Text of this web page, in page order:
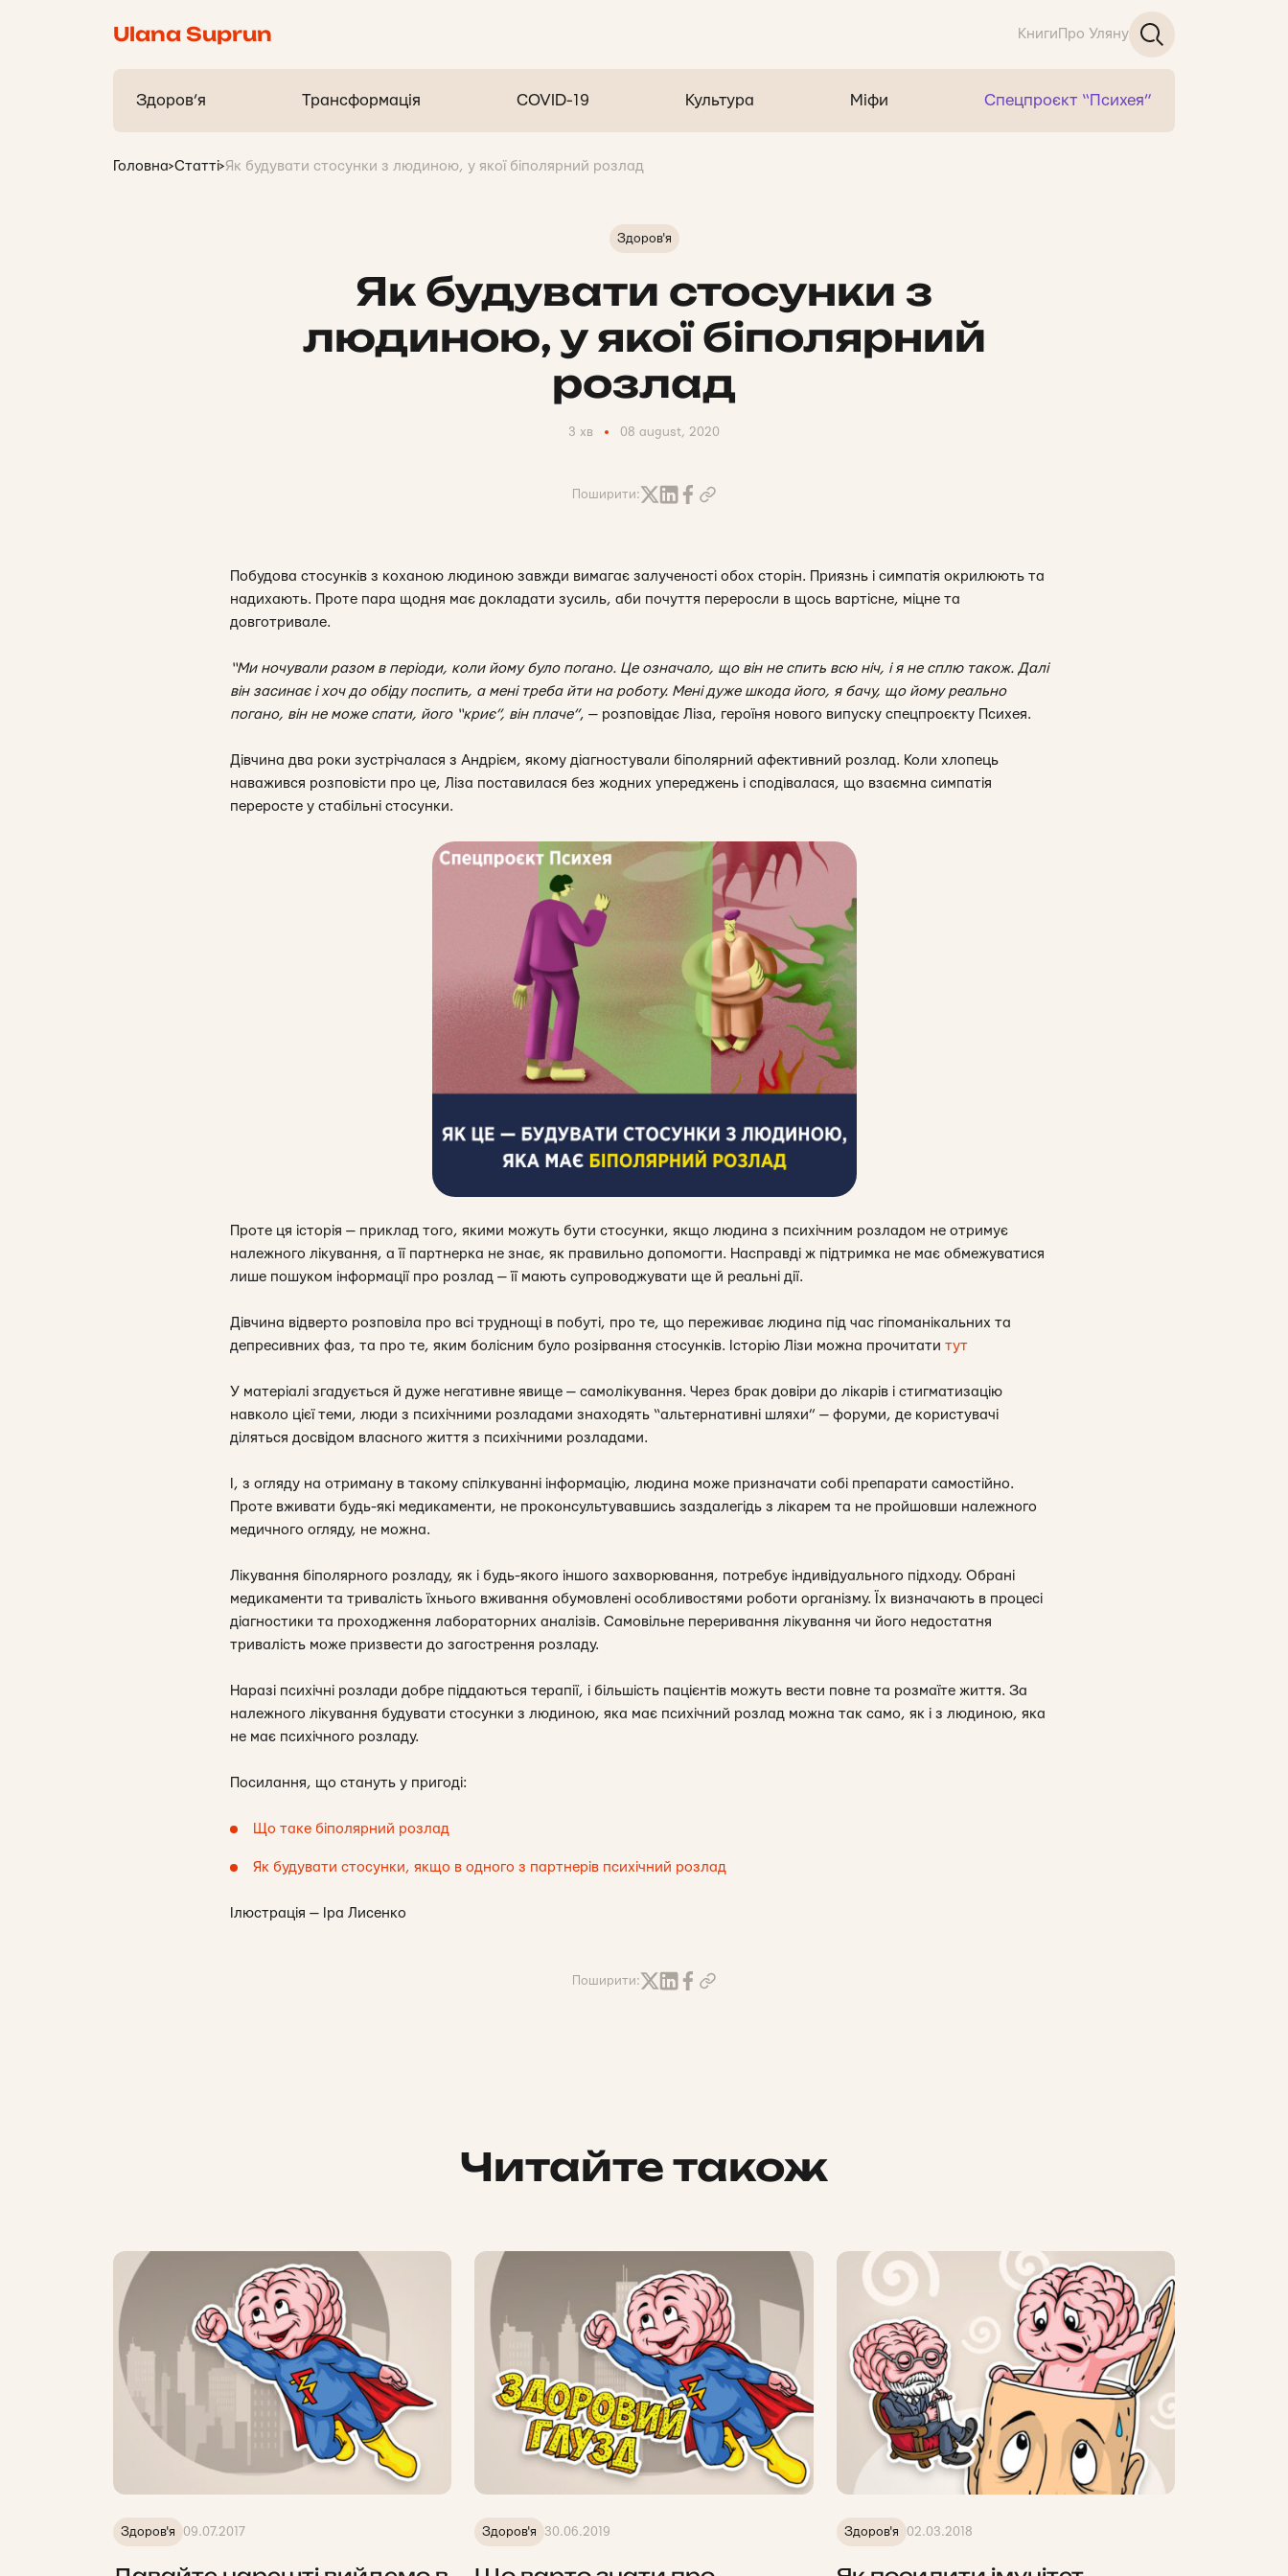
Ulana Suprun Книги Про Уляну
Здоров’я Трансформація COVID-19 Культура Міфи Спецпроєкт “Психея”
Головна>Статті>Як будувати стосунки з людиною, у якої біполярний розлад
Здоров'я
Як будувати стосунки з
людиною, у якої біполярний
розлад
3 хв 08 august, 2020
Поширити:
Побудова стосунків з коханою людиною завжди вимагає залученості обох сторін. Приязнь і симпатія окрилюють та
надихають. Проте пара щодня має докладати зусиль, аби почуття переросли в щось вартісне, міцне та
довготривале.
“Ми ночували разом в періоди, коли йому було погано. Це означало, що він не спить всю ніч, і я не сплю також. Далі
він засинає і хоч до обіду поспить, а мені треба йти на роботу. Мені дуже шкода його, я бачу, що йому реально
погано, він не може спати, його “криє”, він плаче”, — розповідає Ліза, героїня нового випуску спецпроєкту Психея.
Дівчина два роки зустрічалася з Андрієм, якому діагностували біполярний афективний розлад. Коли хлопець
наважився розповісти про це, Ліза поставилася без жодних упереджень і сподівалася, що взаємна симпатія
переросте у стабільні стосунки.
Проте ця історія — приклад того, якими можуть бути стосунки, якщо людина з психічним розладом не отримує
належного лікування, а її партнерка не знає, як правильно допомогти. Насправді ж підтримка не має обмежуватися
лише пошуком інформації про розлад — її мають супроводжувати ще й реальні дії.
Дівчина відверто розповіла про всі труднощі в побуті, про те, що переживає людина під час гіпоманікальних та
депресивних фаз, та про те, яким болісним було розірвання стосунків. Історію Лізи можна прочитати тут
У матеріалі згадується й дуже негативне явище — самолікування. Через брак довіри до лікарів і стигматизацію
навколо цієї теми, люди з психічними розладами знаходять “альтернативні шляхи” — форуми, де користувачі
діляться досвідом власного життя з психічними розладами.
І, з огляду на отриману в такому спілкуванні інформацію, людина може призначати собі препарати самостійно.
Проте вживати будь-які медикаменти, не проконсультувавшись заздалегідь з лікарем та не пройшовши належного
медичного огляду, не можна.
Лікування біполярного розладу, як і будь-якого іншого захворювання, потребує індивідуального підходу. Обрані
медикаменти та тривалість їхнього вживання обумовлені особливостями роботи організму. Їх визначають в процесі
діагностики та проходження лабораторних аналізів. Самовільне переривання лікування чи його недостатня
тривалість може призвести до загострення розладу.
Наразі психічні розлади добре піддаються терапії, і більшість пацієнтів можуть вести повне та розмаїте життя. За
належного лікування будувати стосунки з людиною, яка має психічний розлад можна так само, як і з людиною, яка
не має психічного розладу.
Посилання, що стануть у пригоді:
Що таке біполярний розлад
Як будувати стосунки, якщо в одного з партнерів психічний розлад
Ілюстрація — Іра Лисенко
Поширити:
Читайте також
Здоров'я 09.07.2017 Здоров'я 30.06.2019 Здоров'я 02.03.2018